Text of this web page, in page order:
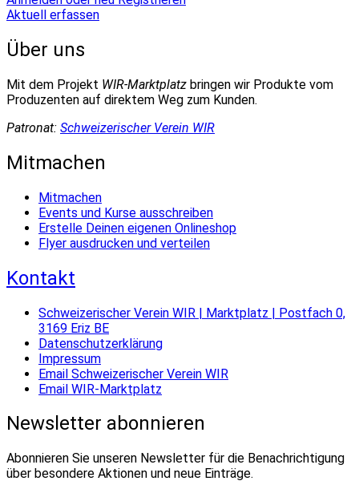
Aktuell erfassen
Über uns
Mit dem Projekt WIR-Marktplatz bringen wir Produkte vom
Produzenten auf direktem Weg zum Kunden.
Patronat: Schweizerischer Verein WIR
Mitmachen
Mitmachen
Events und Kurse ausschreiben
Erstelle Deinen eigenen Onlineshop
Flyer ausdrucken und verteilen
Kontakt
Schweizerischer Verein WIR | Marktplatz | Postfach 0,
3169 Eriz BE
Datenschutzerklärung
Impressum
Email Schweizerischer Verein WIR
Email WIR-Marktplatz
Newsletter abonnieren
Abonnieren Sie unseren Newsletter für die Benachrichtigung
über besondere Aktionen und neue Einträge.